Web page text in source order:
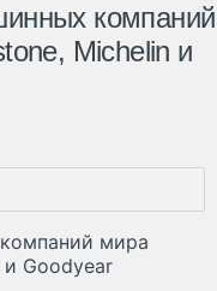
компаний
Michelin и
мира
и Goodyear